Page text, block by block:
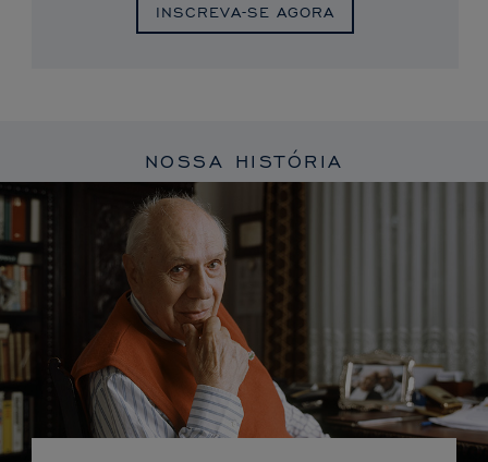
INSCREVA-SE AGORA
NOSSA HISTÓRIA